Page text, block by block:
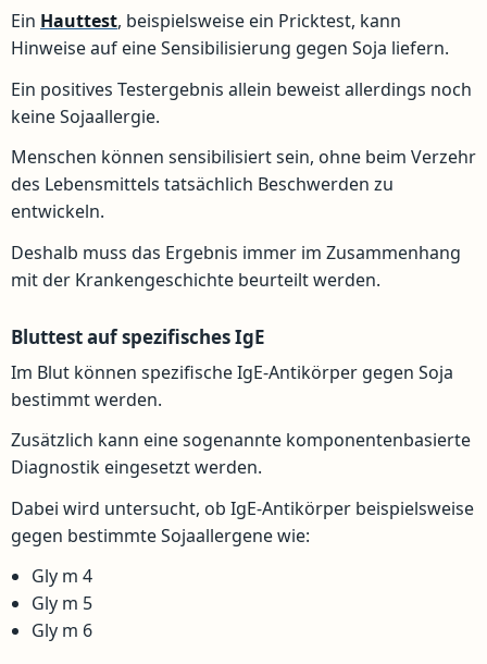
Ein Hauttest, beispielsweise ein Pricktest, kann
Hinweise auf eine Sensibilisierung gegen Soja liefern.
Ein positives Testergebnis allein beweist allerdings noch
keine Sojaallergie.
Menschen können sensibilisiert sein, ohne beim Verzehr
des Lebensmittels tatsächlich Beschwerden zu
entwickeln.
Deshalb muss das Ergebnis immer im Zusammenhang
mit der Krankengeschichte beurteilt werden.
Bluttest auf spezifisches IgE
Im Blut können spezifische IgE-Antikörper gegen Soja
bestimmt werden.
Zusätzlich kann eine sogenannte komponentenbasierte
Diagnostik eingesetzt werden.
Dabei wird untersucht, ob IgE-Antikörper beispielsweise
gegen bestimmte Sojaallergene wie:
Gly m 4
Gly m 5
Gly m 6